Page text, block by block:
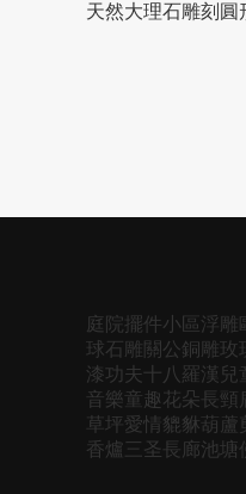
庭院擺件小區浮雕
球石雕 關公銅雕 玫
漆功夫十八羅漢 兒
音樂童趣花朵 長頸
草坪愛情 貔貅葫蘆
香爐三圣 長廊池塘